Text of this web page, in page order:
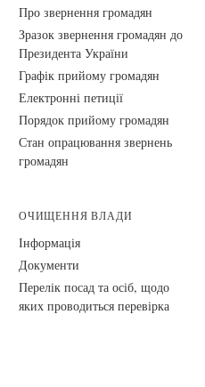
Про звернення громадян
Зразок звернення громадян до
Президента України
Графік прийому громадян
Електронні петиції
Порядок прийому громадян
Стан опрацювання звернень
громадян
ОЧИЩЕННЯ ВЛАДИ
Інформація
Документи
Перелік посад та осіб, щодо
яких проводиться перевірка